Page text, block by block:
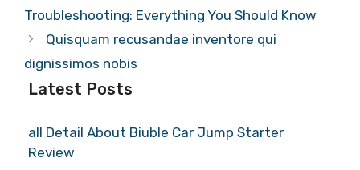
Troubleshooting: Everything You Should Know
Quisquam recusandae inventore qui
dignissimos nobis
Latest Posts
all Detail About Biuble Car Jump Starter
Review